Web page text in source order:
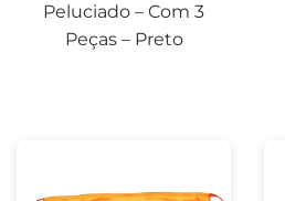
Peluciado – Com 3
Peças – Preto